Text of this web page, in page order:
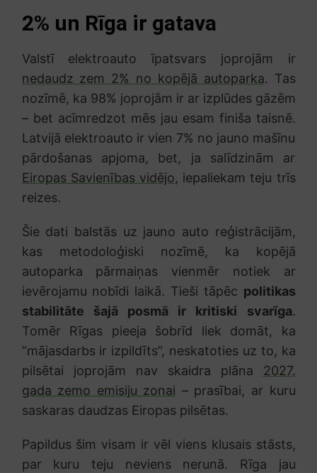
2% un Rīga ir gatava
Valstī elektroauto īpatsvars joprojām ir
nedaudz zem 2% no kopējā autoparka. Tas
nozīmē, ka 98% joprojām ir ar izplūdes gāzēm
– bet acīmredzot mēs jau esam finiša taisnē.
Latvijā elektroauto ir vien 7% no jauno mašīnu
pārdošanas apjoma, bet, ja salīdzinām ar
Eiropas Savienības vidējo, iepaliekam teju trīs
reizes.
Šie dati balstās uz jauno auto reģistrācijām,
kas metodoloģiski nozīmē, ka kopējā
autoparka pārmaiņas vienmēr notiek ar
ievērojamu nobīdi laikā. Tieši tāpēc politikas
stabilitāte šajā posmā ir kritiski svarīga.
Tomēr Rīgas pieeja šobrīd liek domāt, ka
“mājasdarbs ir izpildīts”, neskatoties uz to, ka
pilsētai joprojām nav skaidra plāna 2027.
gada zemo emisiju zonai – prasībai, ar kuru
saskaras daudzas Eiropas pilsētas.
Papildus šim visam ir vēl viens klusais stāsts,
par kuru teju neviens nerunā. Rīga jau